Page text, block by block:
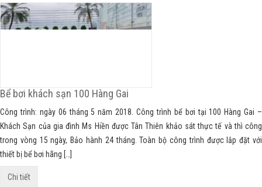
Bể bơi khách sạn 100 Hàng Gai
Công trình: ngày 06 tháng 5 năm 2018. Công trình bể bơi tại 100 Hàng Gai –
Khách Sạn của gia đình Ms Hiền được Tân Thiên khảo sát thực tế và thì công
trong vòng 15 ngày, Bảo hành 24 tháng. Toàn bộ công trình được lắp đặt với
thiết bị bể bơi hãng […]
Chi tiết